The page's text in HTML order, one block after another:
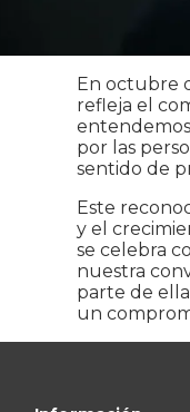
En octubre
refleja el
por las
sentido de
Este
y el
se celebra
nuestra
parte de
un